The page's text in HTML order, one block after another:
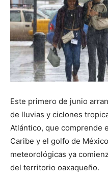
Este primero de junio
de lluvias y ciclones
Atlántico, que comprende
Caribe y el golfo de
meteorológicas ya
del territorio oaxaqueño.